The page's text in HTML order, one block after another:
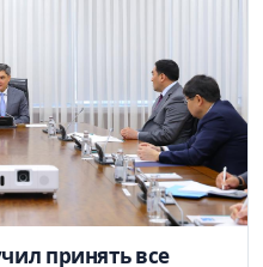
принять все